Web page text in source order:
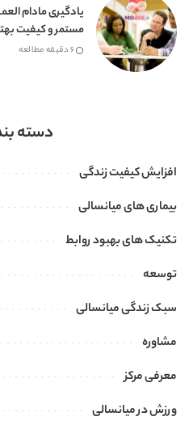
یادگیری مادام
مستمر و کیفیت
6 دقیقه مطالعه
دسته
افزایش کیفیت زندگی
بیماری های میانسالی
تکنیک های بهبود روابط
توسعه
سبک زندگی میانسالی
مشاوره
معرفی مرکز
ورزش در میانسالی